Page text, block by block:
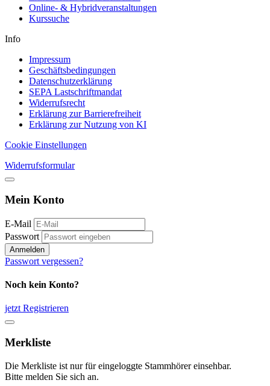
Online- & Hybridveranstaltungen
Kurssuche
Info
Impressum
Geschäftsbedingungen
Datenschutzerklärung
SEPA Lastschriftmandat
Widerrufsrecht
Erklärung zur Barrierefreiheit
Erklärung zur Nutzung von KI
Cookie Einstellungen
Widerrufsformular
Mein Konto
E-Mail
Passwort
Anmelden
Passwort vergessen?
Noch kein Konto?
jetzt Registrieren
Merkliste
Die Merkliste ist nur für eingeloggte Stammhörer einsehbar.
Bitte melden Sie sich an.